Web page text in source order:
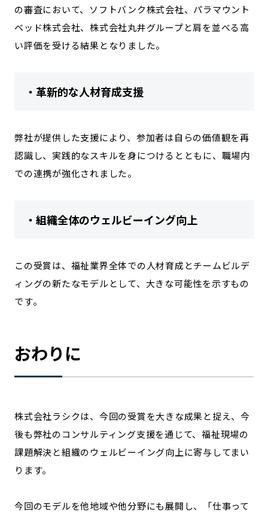
の審査において、ソフトバンク株式会社、パラマウント
ベッド株式会社、株式会社丸井グループと肩を並べる高
い評価を受ける結果となりました。
・革新的な人材育成支援
弊社が提供した支援により、参加者は自らの価値観を再
認識し、実践的なスキルを身につけるとともに、職場内
での連携が強化されました。
・組織全体のウェルビーイング向上
この受賞は、福祉業界全体での人材育成とチームビルデ
ィングの新たなモデルとして、大きな可能性を示すもの
です。
おわりに
株式会社ラシクは、今回の受賞を大きな成果と捉え、今
後も弊社のコンサルティング支援を通じて、福祉現場の
課題解決と組織のウェルビーイング向上に寄与してまい
ります。
今回のモデルを他地域や他分野にも展開し、「仕事って